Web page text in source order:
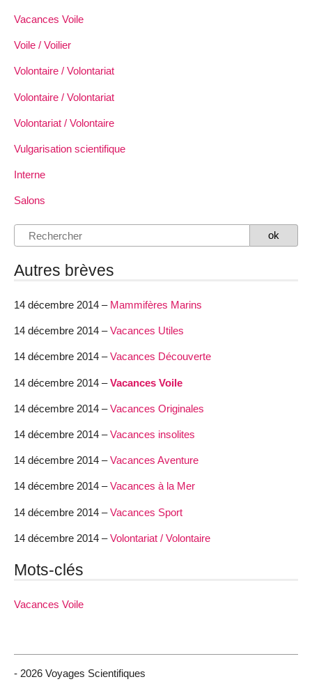
Vacances Voile
Voile / Voilier
Volontaire / Volontariat
Volontaire / Volontariat
Volontariat / Volontaire
Vulgarisation scientifique
Interne
Salons
Autres brèves
14 décembre 2014 – Mammifères Marins
14 décembre 2014 –Vacances Utiles
14 décembre 2014 –Vacances Découverte
14 décembre 2014 –Vacances Voile
14 décembre 2014 –Vacances Originales
14 décembre 2014 –Vacances insolites
14 décembre 2014 –Vacances Aventure
14 décembre 2014 –Vacances à la Mer
14 décembre 2014 –Vacances Sport
14 décembre 2014 –Volontariat / Volontaire
Mots-clés
Vacances Voile
- 2026 Voyages Scientifiques